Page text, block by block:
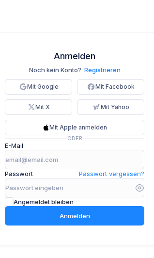
Anmelden
Noch kein Konto? Registrieren
Mit Google Mit Facebook
Mit X Mit Yahoo
Mit Apple anmelden
ODER
E-Mail
Passwort Passwort vergessen?
Angemeldet bleiben
Anmelden